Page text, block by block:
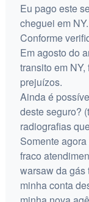
Eu pago este
cheguei em
Conforme
Em agosto do
transito em
prejuízos.
Ainda é
deste seguro?
radiografias
Somente
fraco
warsaw da gás
minha conta